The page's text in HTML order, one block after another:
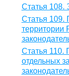
Статья 108.
Статья 109.
территории
Статья 110.
отдельных